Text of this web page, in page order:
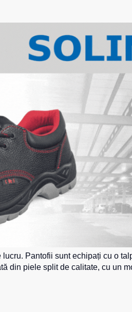
Pantofii sunt echipați cu o
din piele split de calitate, cu un